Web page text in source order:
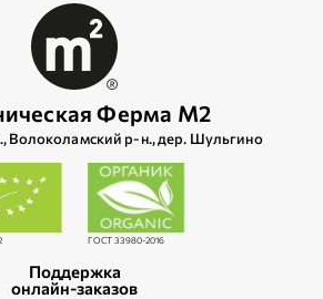
Ферма М2
Волоколамский р‑н., дер. Шульгино
ГОСТ 33980-2016
Поддержка
онлайн-заказов